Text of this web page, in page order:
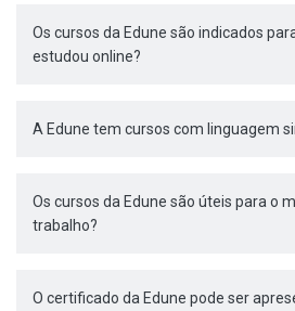
Os cursos da Edune são indicados
estudou online?
A Edune tem cursos com linguagem
Os cursos da Edune são úteis para o
trabalho?
O certificado da Edune pode ser